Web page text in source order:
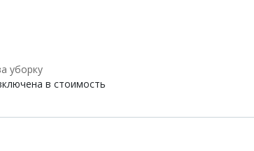
уборку
в стоимость